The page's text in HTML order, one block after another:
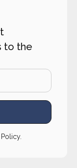
to the
Policy.